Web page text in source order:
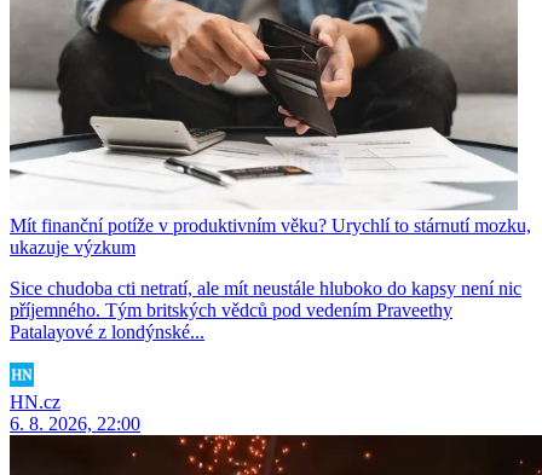
Mít finanční potíže v produktivním věku? Urychlí to stárnutí mozku,
ukazuje výzkum
Sice chudoba cti netratí, ale mít neustále hluboko do kapsy není nic
příjemného. Tým britských vědců pod vedením Praveethy
Patalayové z londýnské...
HN.cz
6. 8. 2026, 22:00